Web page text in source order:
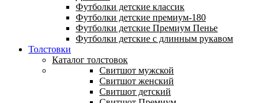
Футболки детские классик
Футболки детские премиум-180
Футболки детские Премиум Пенье
Футболки детские с длинным рукавом
Толстовки
Каталог толстовок
Свитшот мужской
Свитшот женский
Свитшот детский